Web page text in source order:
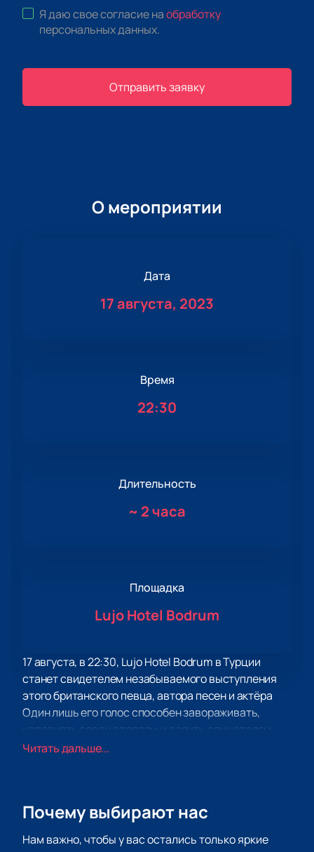
Я даю свое согласие наобработку
персональных данных.
Отправить заявку
О мероприятии
Дата
17 августа, 2023
Время
22:30
Длительность
~ 2 часа
Площадка
Lujo Hotel Bodrum
17 августа, в 22:30, Lujo Hotel Bodrum в Турции
станет свидетелем незабываемого выступления
этого британского певца, автора песен и актёра
Один лишь его голос способен завораживать,
наполнять сердца теплом и дарить слушателям
неповторимые эмоции. Характерный «бархатный»
Но успех Робби Уильямса не ограничивается
альбомов уже превысили 75 миллионов копий, а
Читать дальше...
Почему выбирают нас
Нам важно, чтобы у вас остались только яркие